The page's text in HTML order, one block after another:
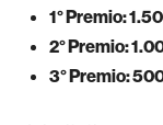
1° Premio:
2° Premio:
3° Premio: